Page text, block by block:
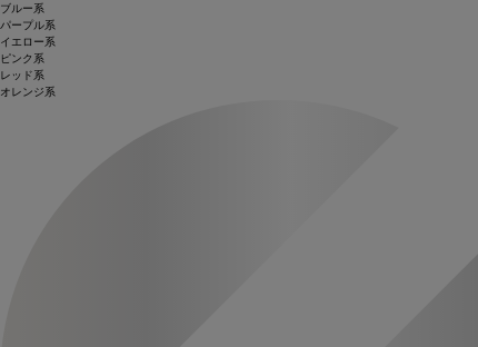
ブルー系
パープル系
イエロー系
ピンク系
レッド系
オレンジ系